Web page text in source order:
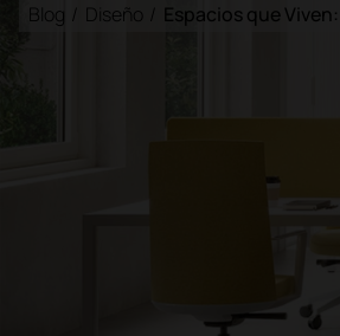
Blog / Diseño / Espacios que